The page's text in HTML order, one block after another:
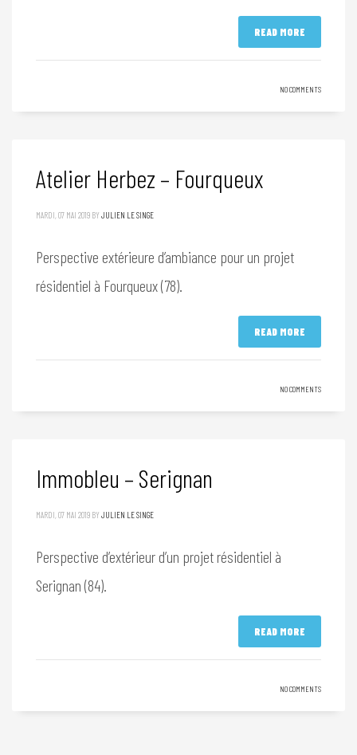
READ MORE
NO COMMENTS
Atelier Herbez – Fourqueux
MARDI, 07 MAI 2019 BY JULIEN LE SINGE
Perspective extérieure d’ambiance pour un projet
résidentiel à Fourqueux (78).
READ MORE
NO COMMENTS
Immobleu – Serignan
MARDI, 07 MAI 2019 BY JULIEN LE SINGE
Perspective d’extérieur d’un projet résidentiel à
Serignan (84).
READ MORE
NO COMMENTS